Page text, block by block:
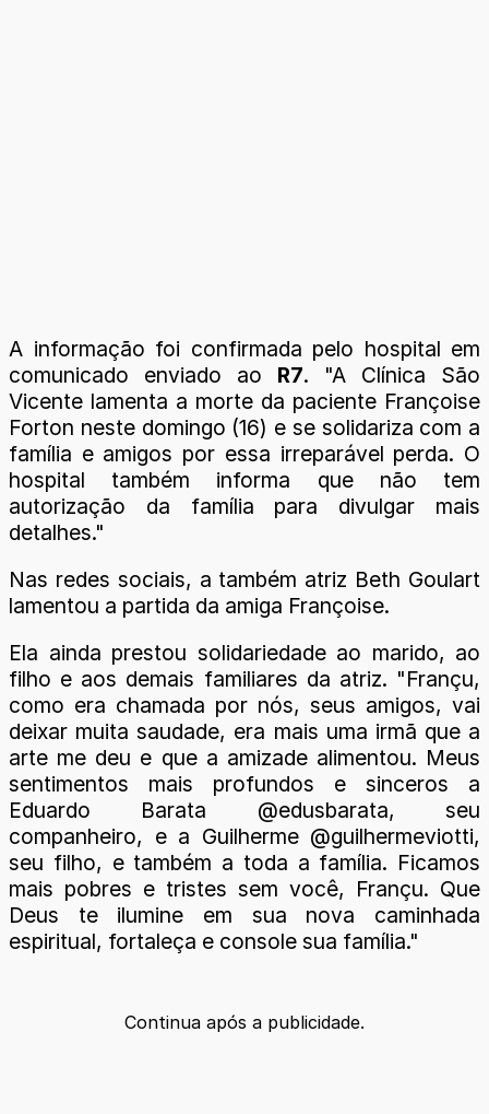
A informação foi confirmada pelo hospital em
comunicado enviado ao R7. "A Clínica São
Vicente lamenta a morte da paciente Françoise
Forton neste domingo (16) e se solidariza com a
família e amigos por essa irreparável perda. O
hospital também informa que não tem
autorização da família para divulgar mais
detalhes."
Nas redes sociais, a também atriz Beth Goulart
lamentou a partida da amiga Françoise.
Ela ainda prestou solidariedade ao marido, ao
filho e aos demais familiares da atriz. "Françu,
como era chamada por nós, seus amigos, vai
deixar muita saudade, era mais uma irmã que a
arte me deu e que a amizade alimentou. Meus
sentimentos mais profundos e sinceros a
Eduardo Barata @edusbarata, seu
companheiro, e a Guilherme @guilhermeviotti,
seu filho, e também a toda a família. Ficamos
mais pobres e tristes sem você, Françu. Que
Deus te ilumine em sua nova caminhada
espiritual, fortaleça e console sua família."
Continua após a publicidade.